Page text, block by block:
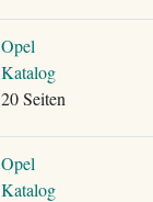
Opel
Katalog
20 Seiten
Opel
Katalog